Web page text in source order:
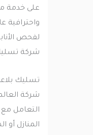
على خدمة
واحترافية
لفحص
شركة تسليك
تسليك بلاعات
شركة
التعامل مع
المنازل أو